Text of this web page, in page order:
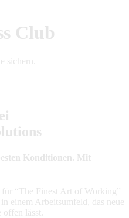
Club
sichern.
Konditionen. Mit
“The Finest Art of Working”
in einem Arbeitsumfeld, das neue
lässt.